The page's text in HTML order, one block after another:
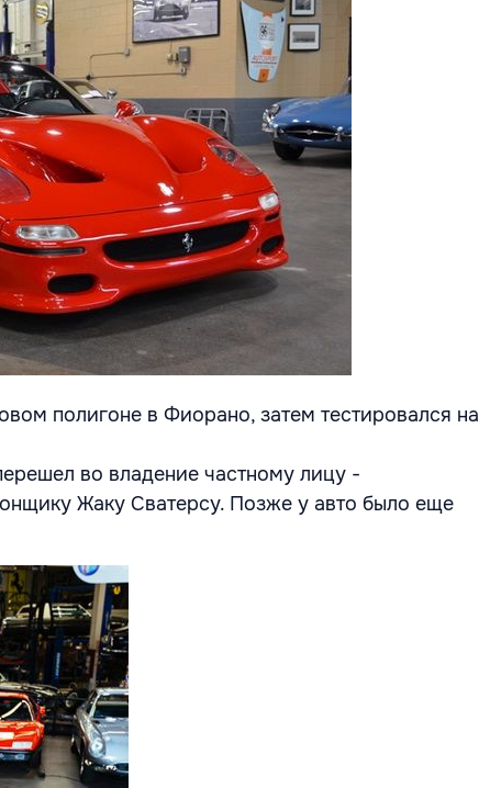
полигоне в Фиорано, затем тестировался на
во владение частному лицу -
Жаку Сватерсу. Позже у авто было еще